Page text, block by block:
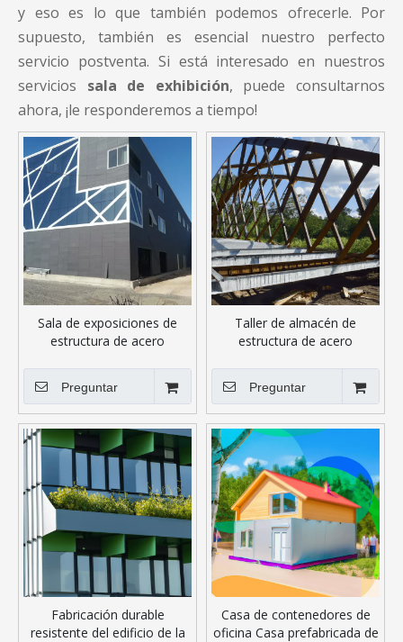
y eso es lo que también podemos ofrecerle. Por
supuesto, también es esencial nuestro perfecto
servicio postventa. Si está interesado en nuestros
servicios sala de exhibición, puede consultarnos
ahora, ¡le responderemos a tiempo!
Sala de exposiciones de
estructura de acero
Preguntar
Taller de almacén de
estructura de acero
Preguntar
Fabricación durable
resistente del edificio de la
Casa de contenedores de
oficina Casa prefabricada de